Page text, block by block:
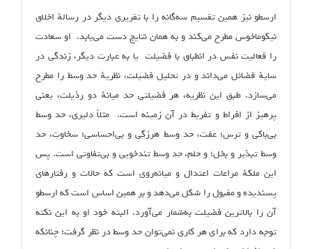
ارسطو نیز همین تقسیم سه‌گانه را با تقریری دیگر در رسالهٔ اخلاق
نیکوماخوس مطرح می‌کند و به همان نتایج دست می‌یابد. او سعادت
را فعالیت نفس در انطباق با فضیلت یا به عبارت دیگر، زندگی در
سایهٔ فضائل می‌داند و در تحلیل فضیلت، نظریهٔ حد وسط را مطرح
می‌سازد. طبق این نظریه، هر فضیلتی حد میانهٔ دو رذیلت، یعنی
پرهیز از افراط و تفریط در آن زمینه است. مثلاً دلیری، حد وسط
بی‌باکی و ترس؛ عفت، حد وسط هرزگی و بی‌احساسی؛ سخاوت، حد
وسط تبذیر و بخل؛ و حلم، حد وسط تندخویی و بی‌تفاوتی است. پس
این ملکهٔ مراعات اعتدال و میانه‌روی است که حالات و رفتارهای
پسندیده و مقبول را شکل می‌دهد و بر همین اساس است که ارسطو
آن را بالاترین فضیلت‌ به‌شمار می‌آورد. البته خود او به این نکته
توجه دارد که برای هر کاری نمی‌توان حد وسط در نظر گرفت؛ چنانکه